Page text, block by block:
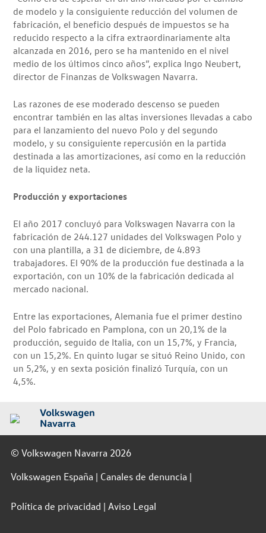
de modelo y la consiguiente reducción del volumen de
fabricación, el beneficio después de impuestos se ha
reducido respecto a la cifra extraordinariamente alta
alcanzada en 2016, pero se ha mantenido en el nivel
medio de los últimos cinco años”, explica Ingo Neubert,
director de Finanzas de Volkswagen Navarra.
Las razones de ese moderado descenso se pueden
encontrar también en las altas inversiones llevadas a cabo
para el lanzamiento del nuevo Polo y del segundo
modelo, y su consiguiente repercusión en la partida
destinada a las amortizaciones, así como en la reducción
de la liquidez neta.
Producción y exportaciones
El año 2017 concluyó para Volkswagen Navarra con la
fabricación de 244.127 unidades del Volkswagen Polo y
con una plantilla, a 31 de diciembre, de 4.893
trabajadores. El 90% de la producción fue destinada a la
exportación, con un 10% de la fabricación dedicada al
mercado nacional.
Entre las exportaciones, Alemania fue el primer destino
del Polo fabricado en Pamplona, con un 20,1% de la
producción, seguido de Italia, con un 15,7%, y Francia,
con un 15,2%. En quinto lugar se situó Reino Unido, con
un 5,2%, y en sexta posición finalizó Turquía, con un
4,5%.
© Volkswagen Navarra 2026
Volkswagen España
Canales de denuncia
Política de privacidad Aviso Legal